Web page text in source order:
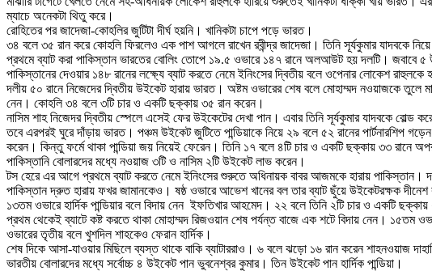
ম্যাচে অনেকটা থিতু করে।
রোহিতের পর জাদেজা-কোহলির জুটিটা দীর্ঘ হয়নি। খানিকটা চাপে পড়ে ভারত।
৩৪ বলে ৩৫ রান করে কোহলি ফিরলেও এক পাশ আগলে রাখেন রবীন্দ্র জাদেজা। তিনি সূর্যকুমার যাদবকে
প্রথমে ব্যাট করা পাকিস্তান ভারতের বোলিং তোপে ১৯.৫ ওভারে ১৪৭ রানে অলআউট হয় দলটি। জবাবে ৫
পাকিস্তানের দেওয়ার ১৪৮ রানের লক্ষ্যে ব্যাট করতে নেমে ইনিংসের দ্বিতীয় বলে ওপেনার লোকেশ রাহুলকে
দলীয় ৫০ রানে নিজেদের দ্বিতীয় উইকেট হারায় ভারত। অষ্টম ওভারের শেষ বলে মোহাম্মদ নওয়াজকে
নেন। কোহলি ৩৪ বলে ৩টি চার ও একটি ছক্কায় ৩৫ রান করেন।
নাসিম শাহ নিজেদর দ্বিতীয় স্পেলে এসেই ফের উইকেটের দেখা পান। এবার তিনি সূর্যকুমার যাদবকে বোল্ড
তবে এরপরই ঘুরে দাঁড়ায় ভারত। পঞ্চম উইকেট জুটিতে পান্ডিয়াকে নিয়ে ২৯ বলে ৫২ রানের পার্টনারশিপ
করেন। কিন্তু ফর্মে থাকা পান্ডিয়া জয় নিয়েই ফেরেন। তিনি ১৭ বলে ৪টি চার ও একটি ছক্কায় ৩৩ রানে
পাকিস্তানি বোলারদের মধ্যে নওয়াজ ৩টি ও নাসিম ২টি উইকেট লাভ করেন।
টস হেরে এর আগে প্রথমে ব্যাট করতে নেমে ইনিংসের শুরুতে অধিনায়ক বাবর আজমকে হারায় পাকিস্তান।
পাকিস্তান দ্রুত হারায় ফখর জামানকেও। ষষ্ঠ ওভারে আভেশ খানের বল তার ব্যাট ছুঁয়ে উইকেটরক্ষক দীনেশ
১৩তম ওভারে হার্দিক পান্ডিয়ার বলে বিদায় নেন ইফতিখার আহমেদ। ২২ বলে তিনি ২টি চার ও একটি
প্রথম থেকেই ব্যাটে কষ্ট করতে থাকা মোহাম্মদ রিজওয়ান শেষ পর্যন্ত বাজে এক শটে বিদায় নেন। ১৫তম
ওভারের তৃতীয় বলে খুশদিল শাহকেও ফেরান হার্দিক।
শেষ দিকে আসা-যাওয়ার মিছিলে ব্যস্ত থাকে বাকি ব্যাটাররাও। ৬ বলে ঝড়ো ১৬ রান করেন শাহনওয়াজ
ভারতীয় বোলারদের মধ্যে সর্বোচ্চ ৪ উইকেট পান ভুবনেশ্বর কুমার। তিন উইকেট পান হার্দিক পান্ডিয়া।